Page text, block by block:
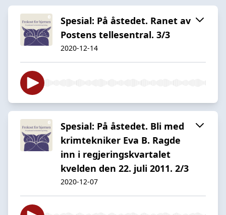
Spesial: På åstedet. Ranet av
Postens tellesentral. 3/3
2020-12-14
Spesial: På åstedet. Bli med
krimtekniker Eva B. Ragde
inn i regjeringskvartalet
kvelden den 22. juli 2011. 2/3
2020-12-07